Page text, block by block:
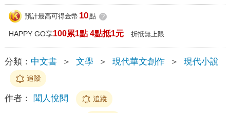
預計最高可得金幣 10點 ?
HAPPY GO享100累1點 4點抵1元 折抵無上限
分類： 中文書 ＞ 文學 ＞ 現代華文創作 ＞ 現代小說
追蹤
作者： 聞人悅閱 追蹤